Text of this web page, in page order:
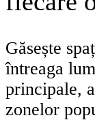
Găsește
întreaga
principale,
zonelor